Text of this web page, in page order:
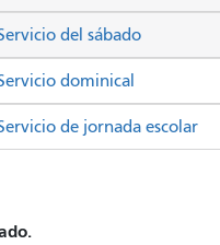
del sábado
dominical
de jornada escolar